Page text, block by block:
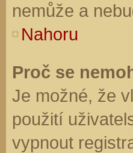
nemůže a
Nahoru
Proč se
Je možné, že
použití
vypnout